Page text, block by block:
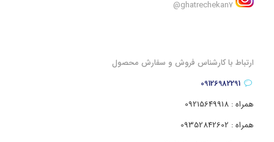
ghatrechekan7@
ارتباط با کارشناس فروش و سفارش محصول
09126982291
همراه : 09215649918
همراه : 09352842602